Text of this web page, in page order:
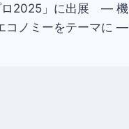
ロ2025」に出展 ― 機
コノミーをテーマに ―